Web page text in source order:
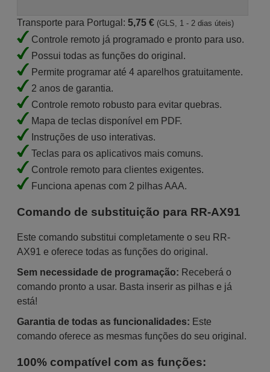
Transporte para Portugal: 5,75 € (GLS, 1 - 2 dias úteis)
Controle remoto já programado e pronto para uso.
Possui todas as funções do original.
Permite programar até 4 aparelhos gratuitamente.
2 anos de garantia.
Controle remoto robusto para evitar quebras.
Mapa de teclas disponível em PDF.
Instruções de uso interativas.
Teclas para os aplicativos mais comuns.
Controle remoto para clientes exigentes.
Funciona apenas com 2 pilhas AAA.
Comando de substituição para RR-AX91
Este comando substitui completamente o seu RR-
AX91 e oferece todas as funções do original.
Sem necessidade de programação: Receberá o
comando pronto a usar. Basta inserir as pilhas e já
está!
Garantia de todas as funcionalidades: Este
comando oferece as mesmas funções do seu original.
100% compatível com as funções: